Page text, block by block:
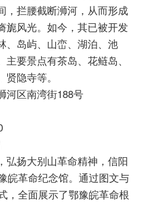
，拦腰截断浉河，从而形成
旎风光。如今，其已被开发
、岛屿、山峦、湖泊、池
要景点有茶岛、花鲢岛、
隐寺等。
区南湾街188号
扬大别山革命精神，信阳
皖革命纪念馆。通过图文与
，全面展示了鄂豫皖革命根